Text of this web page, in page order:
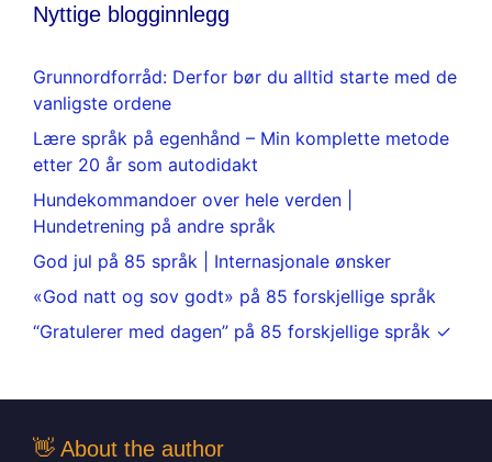
Nyttige blogginnlegg
Grunnordforråd: Derfor bør du alltid starte med de
vanligste ordene
Lære språk på egenhånd – Min komplette metode
etter 20 år som autodidakt
Hundekommandoer over hele verden |
Hundetrening på andre språk
God jul på 85 språk | Internasjonale ønsker
«God natt og sov godt» på 85 forskjellige språk
“Gratulerer med dagen” på 85 forskjellige språk ✓
👋 About the author